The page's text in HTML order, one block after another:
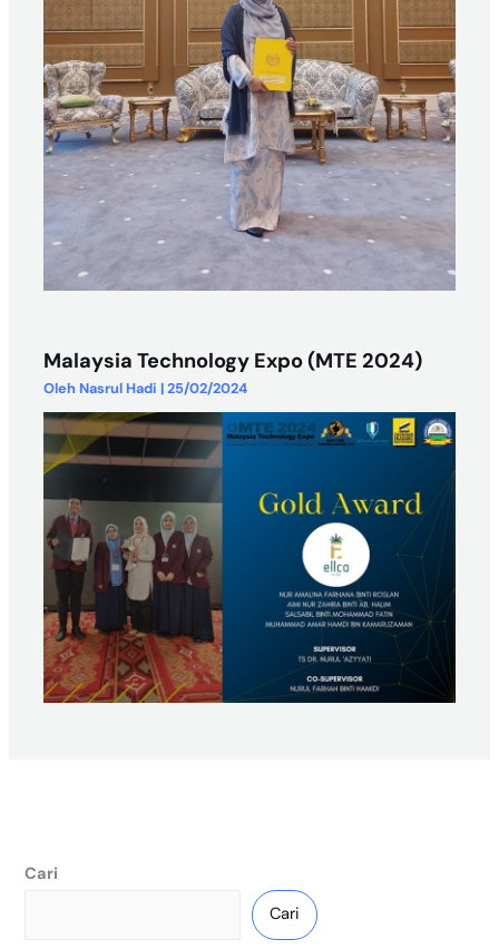
Malaysia Technology Expo (MTE 2024)
Oleh Nasrul Hadi |25/02/2024
Cari
Cari